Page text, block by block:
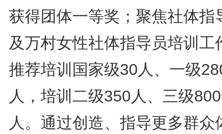
获得团体一等奖；聚焦社体指
及万村女性社体指导员培训工
推荐培训国家级30人、一级
人，培训二级350人、三级
人。通过创造、指导更多群众